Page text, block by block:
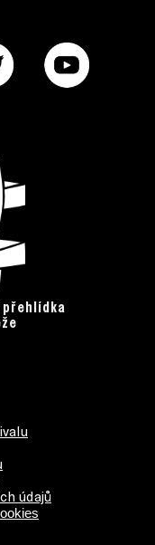
přehlídka
údajů